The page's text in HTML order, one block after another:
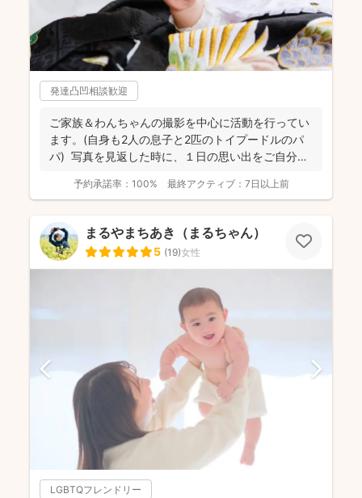
発達凸凹相談歓迎
ご家族＆わんちゃんの撮影を中心に活動を行ってい
ます。(自身も2人の息子と2匹のトイプードルのパ
パ) 写真を見返した時に、１日の思い出をご自分自
予約承諾率： 100% 最終アクティブ： 7日以上前
まるやまちあき（まるちゃん）
5 (19)女性
LGBTQフレンドリー